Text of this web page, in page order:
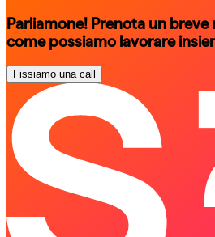
Parliamone! Prenota un
come possiamo lavorare
Fissiamo una call
schedule a
schedule a call